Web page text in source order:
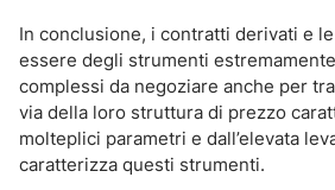
In conclusione, i contratti derivati e
essere degli strumenti
complessi da negoziare anche per
via della loro struttura di prezzo
molteplici parametri e dall’elevata
caratterizza questi strumenti.